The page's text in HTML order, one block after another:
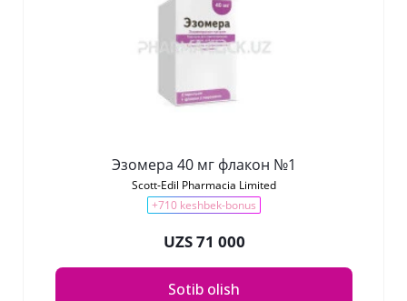
Эзомера 40 мг флакон №1
Scott-Edil Pharmacia Limited
+710 keshbek-bonus
UZS 71 000
Sotib olish